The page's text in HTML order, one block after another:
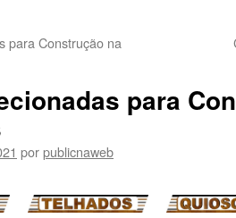
para Construção na
para
porpublicnaweb